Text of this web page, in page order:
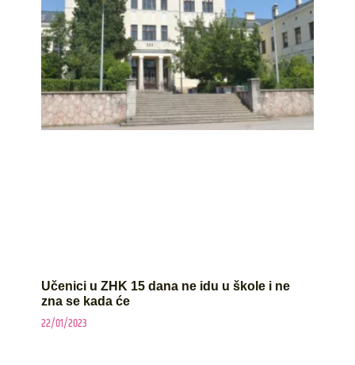
Učenici u ZHK 15 dana ne idu u škole i ne
zna se kada će
22/01/2023